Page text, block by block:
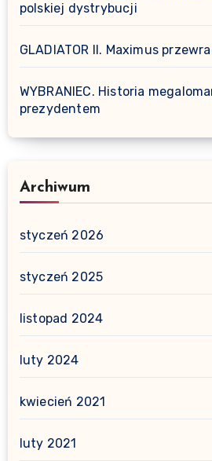
polskiej dystrybucji
GLADIATOR II. Maximus
WYBRANIEC. Historia
prezydentem
Archiwum
styczeń 2026
styczeń 2025
listopad 2024
luty 2024
kwiecień 2021
luty 2021